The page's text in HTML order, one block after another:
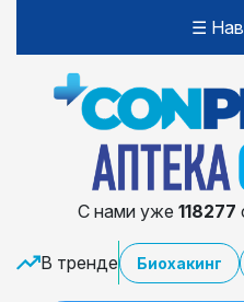
☰
С нами уже 118277
В тренде Биохакинг